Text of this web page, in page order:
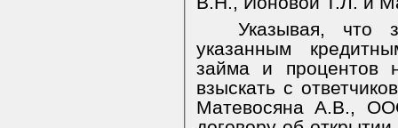
Указывая, что
указанным
займа и процентов
взыскать с
Матевосяна А.В.,